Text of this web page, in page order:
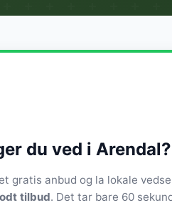
du ved i Arendal?
gratis anbud og la lokale
tilbud. Det tar bare 60